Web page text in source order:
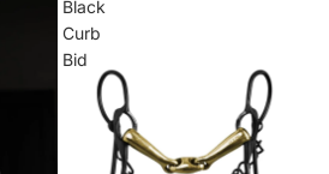
Black
Curb
Bid